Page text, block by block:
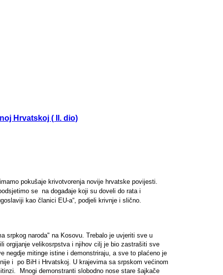
Hrvatskoj ( II. dio)
pokušaje krivotvorenja novije hrvatske povijesti.
se na događaje koji su doveli do rata i
kao članici EU-a“, podjeli krivnje i slično.
srpkog naroda" na Kosovu. Trebalo je uvjeriti sve u
orgijanje velikosrpstva i njihov cilj je bio zastrašiti sve
negdje mitinge istine i demonstriraju, a sve to plaćeno je
i po BiH i Hrvatskoj. U krajevima sa srpskom većinom
Mnogi demonstranti slobodno nose stare šajkače